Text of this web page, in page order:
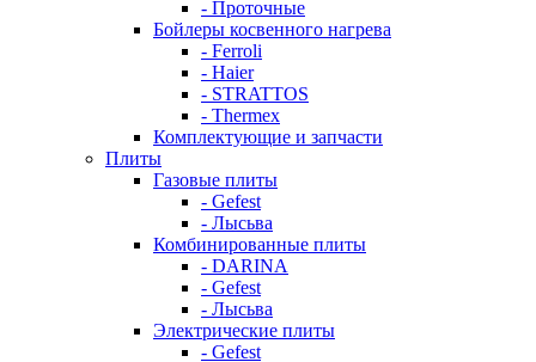
- Проточные
Бойлеры косвенного нагрева
- Ferroli
- Haier
- STRATTOS
- Thermex
Комплектующие и запчасти
Плиты
Газовые плиты
- Gefest
- Лысьва
Комбинированные плиты
- DARINA
- Gefest
- Лысьва
Электрические плиты
- Gefest